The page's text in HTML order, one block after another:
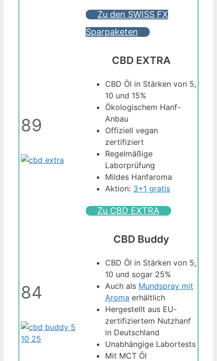
Zu den SWISS FX
Sparpaketen
89
CBD EXTRA
CBD Öl in Stärken von 5,
10 und 15%
Ökologischem Hanf-
Anbau
Offiziell vegan
zertifiziert
Regelmäßige
Laborprüfung
Mildes Hanfaroma
Aktion: 3+1 gratis
Zu CBD EXTRA
84
CBD Buddy
CBD Öl in Stärken von 5,
10 und sogar 25%
Auch als Mundspray mit
Aroma erhältlich
Hergestellt aus EU-
zertifiziertem Nutzhanf
in Deutschland
Unabhängige Labortests
Mit MCT Öl